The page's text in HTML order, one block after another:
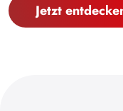
Jetzt